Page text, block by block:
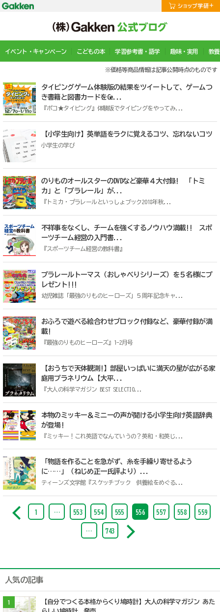
イベント・キャンペーン こどもの本 学習参考書・語学 趣味・実用 教
※価格等商品情報は記事公開時点のものです
タイピングゲーム体験版の結果をツイートして、ゲームつ
き書籍と図書カードをGe...
『ポコ★タイピング』体験版でタイピングをやってみ...
【小学生向け】英単語をラクに覚えるコツ、忘れないコツ
小学生の学び
のりものオールスターのDVDなど豪華４大付録! 「トミ
カ」と「プラレール」が...
『トミカ・プラレールといっしょブック2018年秋...
不祥事をなくし、チームを強くするノウハウ満載!! スポ
ーツチーム経営の入門書...
『スポーツチーム経営の教科書』
プラレールトーマス（おしゃべりシリーズ）を５名様にプ
レゼント!!!
幼児雑誌「最強のりものヒーローズ」５周年記念キャ...
おふろで遊べる絵合わせブロック付録など、豪華付録が満
載!
『最強のりものヒーローズ』1-2月号
【おうちで天体観測!】部屋いっぱいに満天の星が広がる家
庭用プラネリウム【大平...
『大人の科学マガジン BEST SELECTIO...
本物のミッキー＆ミニーの声が聞ける小学生向け英語辞典
が登場!
『ミッキー！これ英語でなんていうの？英和・和英じ...
「物語を作ることを急がず、糸を手繰り寄せるよう
に……」（ねじめ正一氏評より）...
ティーンズ文学館『スケッチブック 供養絵をめぐる...
1 … 553 554 555 556 557 558 559
… 743
人気の記事
1
【自分でつくる本格からくり鳩時計】大人の科学マガジン あた